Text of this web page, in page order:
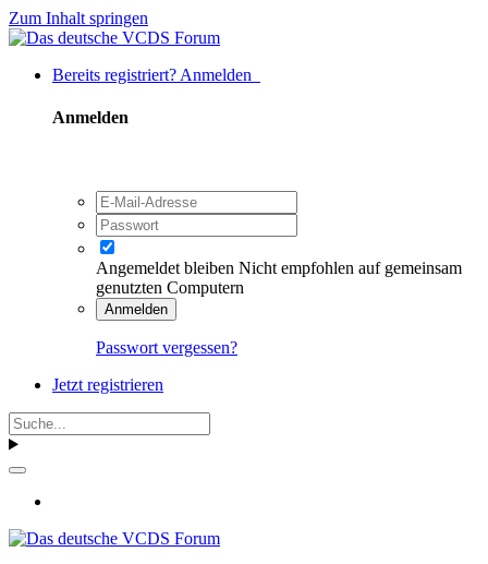
Zum Inhalt springen
Bereits registriert? Anmelden
Anmelden
Angemeldet bleiben Nicht empfohlen auf gemeinsam
genutzten Computern
Anmelden
Passwort vergessen?
Jetzt registrieren